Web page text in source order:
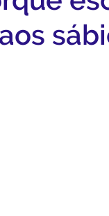
Homilias